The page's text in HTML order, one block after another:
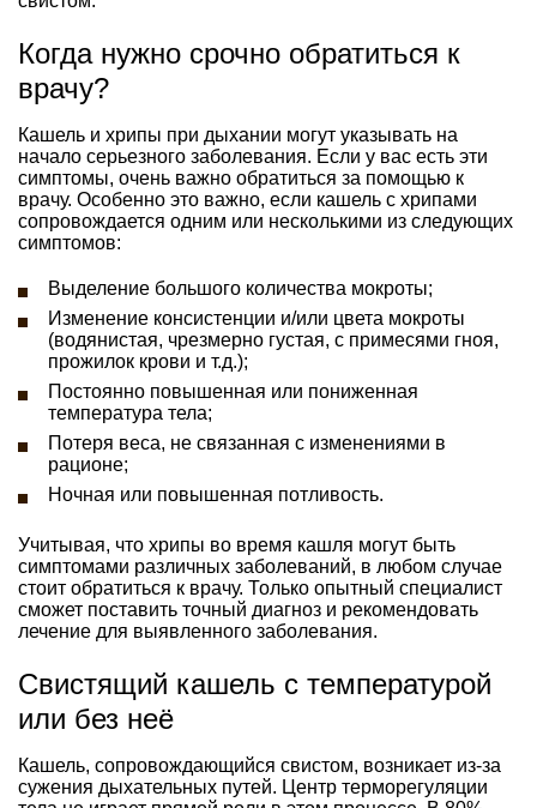
Когда нужно срочно обратиться к
врачу?
Кашель и хрипы при дыхании могут указывать на
начало серьезного заболевания. Если у вас есть эти
симптомы, очень важно обратиться за помощью к
врачу. Особенно это важно, если кашель с хрипами
сопровождается одним или несколькими из следующих
симптомов:
Выделение большого количества мокроты;
Изменение консистенции и/или цвета мокроты
(водянистая, чрезмерно густая, с примесями гноя,
прожилок крови и т.д.);
Постоянно повышенная или пониженная
температура тела;
Потеря веса, не связанная с изменениями в
рационе;
Ночная или повышенная потливость.
Учитывая, что хрипы во время кашля могут быть
симптомами различных заболеваний, в любом случае
стоит обратиться к врачу. Только опытный специалист
сможет поставить точный диагноз и рекомендовать
лечение для выявленного заболевания.
Свистящий кашель с температурой
или без неё
Кашель, сопровождающийся свистом, возникает из-за
сужения дыхательных путей. Центр терморегуляции